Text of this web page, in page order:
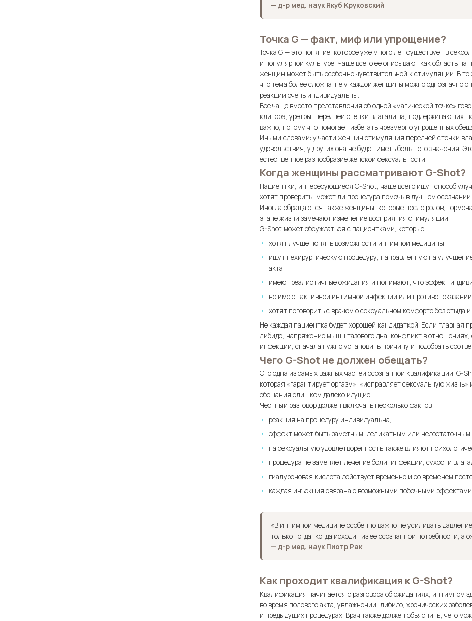
— д-р мед. наук Якуб Круковский
Точка G — факт, миф или упрощение?
Точка G — это понятие, которое уже много лет существует в
и популярной культуре. Чаще всего ее описывают как область на
женщин может быть особенно чувствительной к стимуляции. В
что тема более сложна: не у каждой женщины можно однозначно
реакции очень индивидуальны.
Все чаще вместо представления об одной «магической точке»
клитора, уретры, передней стенки влагалища, поддерживающих
важно, потому что помогает избегать чрезмерно упрощенных
Иными словами: у части женщин стимуляция передней стенки
удовольствия, у других она не будет иметь большого значения.
естественное разнообразие женской сексуальности.
Когда женщины рассматривают G-Shot?
Пациентки, интересующиеся G-Shot, чаще всего ищут способ
хотят проверить, может ли процедура помочь в лучшем
Иногда обращаются также женщины, которые после родов,
этапе жизни замечают изменение восприятия стимуляции.
G-Shot может обсуждаться с пациентками, которые:
хотят лучше понять возможности интимной медицины,
ищут нехирургическую процедуру, направленную на
акта,
имеют реалистичные ожидания и понимают, что эффект
не имеют активной интимной инфекции или
хотят поговорить с врачом о сексуальном комфорте без стыда
Не каждая пациентка будет хорошей кандидаткой. Если главная
либидо, напряжение мышц тазового дна, конфликт в
инфекции, сначала нужно установить причину и подобрать
Чего G-Shot не должен обещать?
Это одна из самых важных частей осознанной квалификации. G-
которая «гарантирует оргазм», «исправляет сексуальную
обещания слишком далеко идущие.
Честный разговор должен включать несколько фактов:
реакция на процедуру индивидуальна,
эффект может быть заметным, деликатным или недостаточным,
на сексуальную удовлетворенность также влияют
процедура не заменяет лечение боли, инфекции, сухости
гиалуроновая кислота действует временно и со временем
каждая инъекция связана с возможными побочными
«В интимной медицине особенно важно не усиливать
только тогда, когда исходит из ее осознанной потребности,
— д-р мед. наук Пиотр Рак
Как проходит квалификация к G-Shot?
Квалификация начинается с разговора об ожиданиях, интимном
во время полового акта, увлажнении, либидо, хронических
и предыдущих процедурах. Врач также должен объяснить, чего